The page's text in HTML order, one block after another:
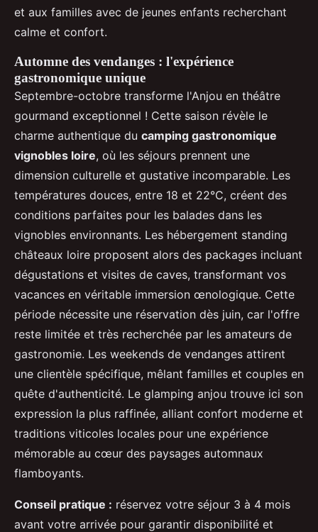
et aux familles avec de jeunes enfants recherchant
calme et confort.
Automne des vendanges : l'expérience
gastronomique unique
Septembre-octobre transforme l'Anjou en théâtre
gourmand exceptionnel ! Cette saison révèle le
charme authentique du camping gastronomique
vignobles loire, où les séjours prennent une
dimension culturelle et gustative incomparable. Les
températures douces, entre 18 et 22°C, créent des
conditions parfaites pour les balades dans les
vignobles environnants. Les hébergement standing
châteaux loire proposent alors des packages incluant
dégustations et visites de caves, transformant vos
vacances en véritable immersion œnologique. Cette
période nécessite une réservation dès juin, car l'offre
reste limitée et très recherchée par les amateurs de
gastronomie. Les weekends de vendanges attirent
une clientèle spécifique, mêlant familles et couples en
quête d'authenticité. Le glamping anjou trouve ici son
expression la plus raffinée, alliant confort moderne et
traditions viticoles locales pour une expérience
mémorable au cœur des paysages automnaux
flamboyants.
Conseil pratique : réservez votre séjour 3 à 4 mois
avant votre arrivée pour garantir disponibilité et